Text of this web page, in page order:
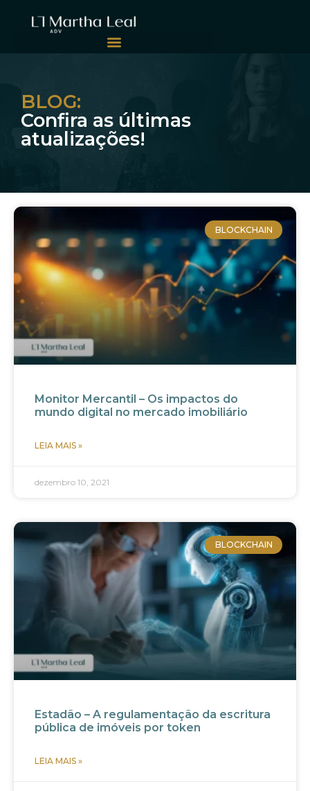
BLOG:
Confira as últimas
atualizações!
BLOCKCHAIN
Monitor Mercantil – Os impactos do
mundo digital no mercado imobiliário
LEIA MAIS »
dezembro 10, 2021
BLOCKCHAIN
Estadão – A regulamentação da escritura
pública de imóveis por token
LEIA MAIS »